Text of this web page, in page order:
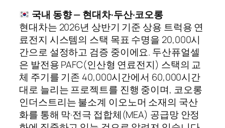
국내 동향 — 현대차·두산·코오롱
현대차는 2026년 상반기 기준 상용 트럭용 연
료전지 시스템의 스택 목표 수명을 20,000시
간으로 설정하고 검증 중이에요. 두산퓨얼셀
은 발전용 PAFC(인산형 연료전지) 스택의 교
체 주기를 기존 40,000시간에서 60,000시간
대로 늘리는 프로젝트를 진행 중이며, 코오롱
인더스트리는 불소계 이오노머 소재의 국산
화를 통해 막·전극 접합체(MEA) 공급망 안정